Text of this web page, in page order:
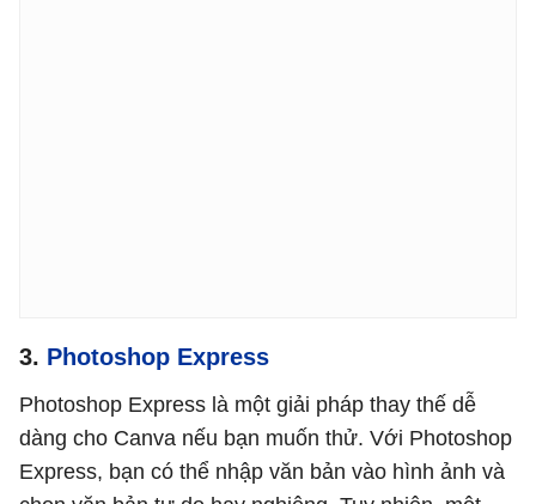
3. Photoshop Express
Photoshop Express là một giải pháp thay thế dễ
dàng cho Canva nếu bạn muốn thử. Với Photoshop
Express, bạn có thể nhập văn bản vào hình ảnh và